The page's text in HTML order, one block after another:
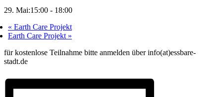
29. Mai:15:00 - 18:00
« Earth Care Projekt
Earth Care Projekt »
für kostenlose Teilnahme bitte anmelden über info(at)essbare-
stadt.de